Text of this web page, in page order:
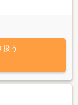
扱う